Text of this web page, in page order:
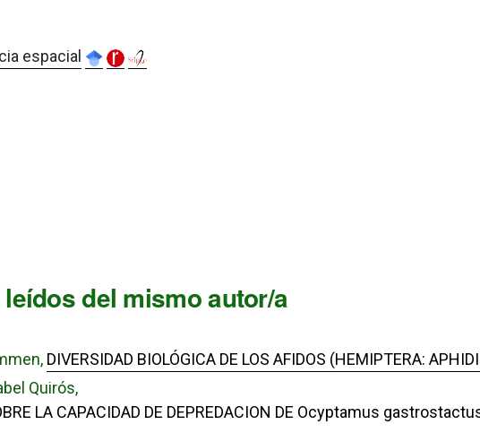
espacial
del mismo autor/a
DIVERSIDAD BIOLÓGICA DE LOS AFIDOS (HEMIPTERA:
Quirós,
LA CAPACIDAD DE DEPREDACION DE Ocyptamus